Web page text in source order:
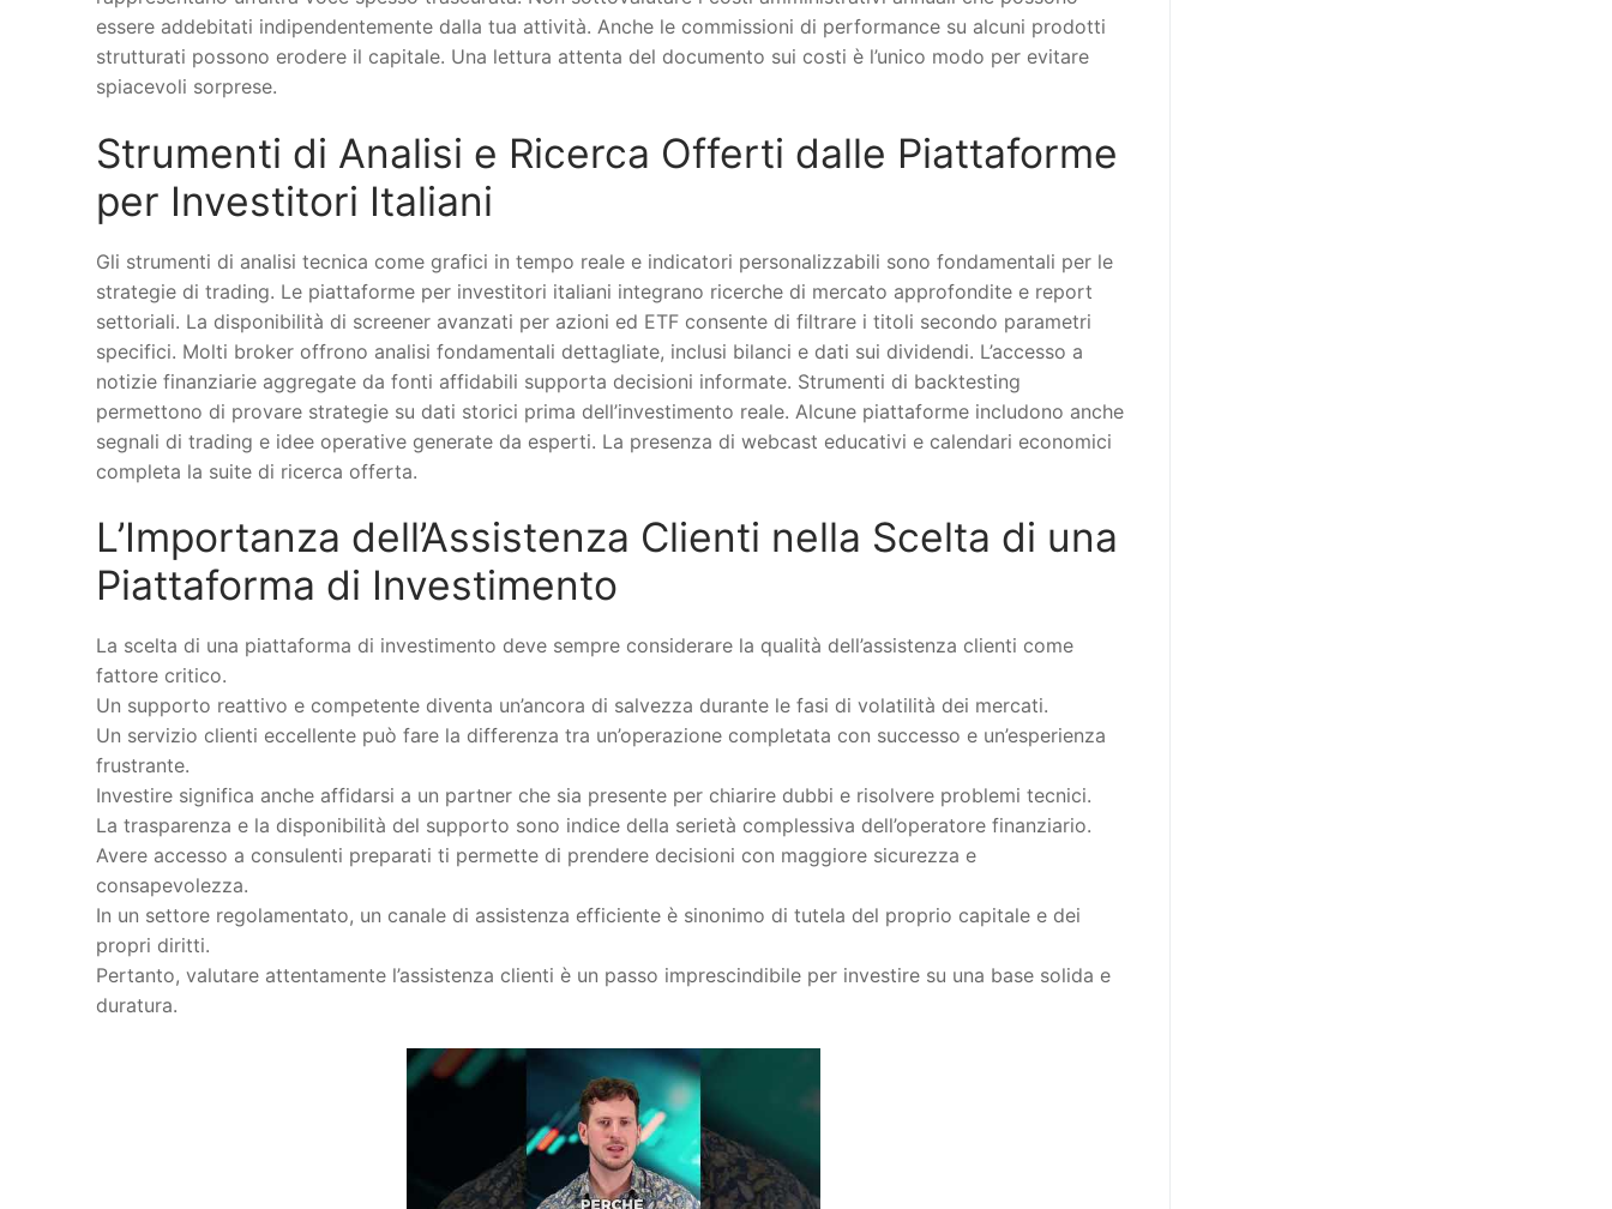
essere addebitati indipendentemente dalla tua attività. Anche le commissioni di performance su alcuni prodotti
strutturati possono erodere il capitale. Una lettura attenta del documento sui costi è l’unico modo per evitare
spiacevoli sorprese.
Strumenti di Analisi e Ricerca Offerti dalle Piattaforme
per Investitori Italiani
Gli strumenti di analisi tecnica come grafici in tempo reale e indicatori personalizzabili sono fondamentali per le
strategie di trading. Le piattaforme per investitori italiani integrano ricerche di mercato approfondite e report
settoriali. La disponibilità di screener avanzati per azioni ed ETF consente di filtrare i titoli secondo parametri
specifici. Molti broker offrono analisi fondamentali dettagliate, inclusi bilanci e dati sui dividendi. L’accesso a
notizie finanziarie aggregate da fonti affidabili supporta decisioni informate. Strumenti di backtesting
permettono di provare strategie su dati storici prima dell’investimento reale. Alcune piattaforme includono anche
segnali di trading e idee operative generate da esperti. La presenza di webcast educativi e calendari economici
completa la suite di ricerca offerta.
L’Importanza dell’Assistenza Clienti nella Scelta di una
Piattaforma di Investimento
La scelta di una piattaforma di investimento deve sempre considerare la qualità dell’assistenza clienti come
fattore critico.
Un supporto reattivo e competente diventa un’ancora di salvezza durante le fasi di volatilità dei mercati.
Un servizio clienti eccellente può fare la differenza tra un’operazione completata con successo e un’esperienza
frustrante.
Investire significa anche affidarsi a un partner che sia presente per chiarire dubbi e risolvere problemi tecnici.
La trasparenza e la disponibilità del supporto sono indice della serietà complessiva dell’operatore finanziario.
Avere accesso a consulenti preparati ti permette di prendere decisioni con maggiore sicurezza e
consapevolezza.
In un settore regolamentato, un canale di assistenza efficiente è sinonimo di tutela del proprio capitale e dei
propri diritti.
Pertanto, valutare attentamente l’assistenza clienti è un passo imprescindibile per investire su una base solida e
duratura.